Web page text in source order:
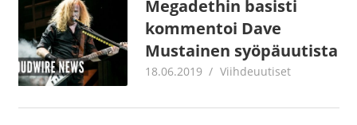
Megadethin basisti
kommentoi Dave
Mustainen syöpäuutista
18.06.2019 Juha Kaunisto
Viihdeuutiset